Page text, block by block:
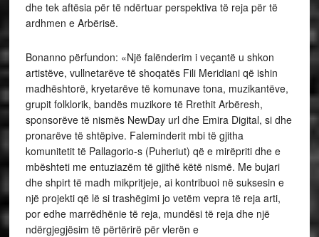
dhe tek aftësia për të ndërtuar perspektiva të reja për të
ardhmen e Arbërisë.
Bonanno përfundon: «Një falënderim i veçantë u shkon
artistëve, vullnetarëve të shoqatës Fili Meridiani që ishin
madhështorë, kryetarëve të komunave tona, muzikantëve,
grupit folklorik, bandës muzikore të Rrethit Arbëresh,
sponsorëve të nismës NewDay url dhe Emira Digital, si dhe
pronarëve të shtëpive. Faleminderit mbi të gjitha
komunitetit të Pallagorio-s (Puheriut) që e mirëpriti dhe e
mbështeti me entuziazëm të gjithë këtë nismë. Me bujari
dhe shpirt të madh mikpritjeje, ai kontribuoi në suksesin e
një projekti që lë si trashëgimi jo vetëm vepra të reja arti,
por edhe marrëdhënie të reja, mundësi të reja dhe një
ndërgjegjësim të përtërirë për vlerën e